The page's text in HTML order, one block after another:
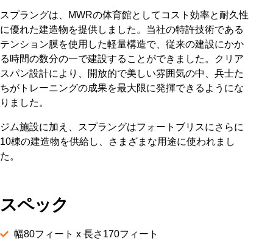
スプラングは、MWRの体育館としてコスト効率と耐久性
に優れた建造物を提供しました。当社の特許技術である
テンション膜を使用した軽量構造で、従来の建設にかか
る時間の数分の一で建設することができました。クリア
スパン設計により、開放的で美しい雰囲気の中、兵士た
ちがトレーニングの成果を最大限に発揮できるようにな
りました。
ジム施設に加え、スプラングはフォートブリスにさらに
10棟の建造物を供給し、さまざまな用途に使われまし
た。
スペック
幅80フィート x 長さ170フィート